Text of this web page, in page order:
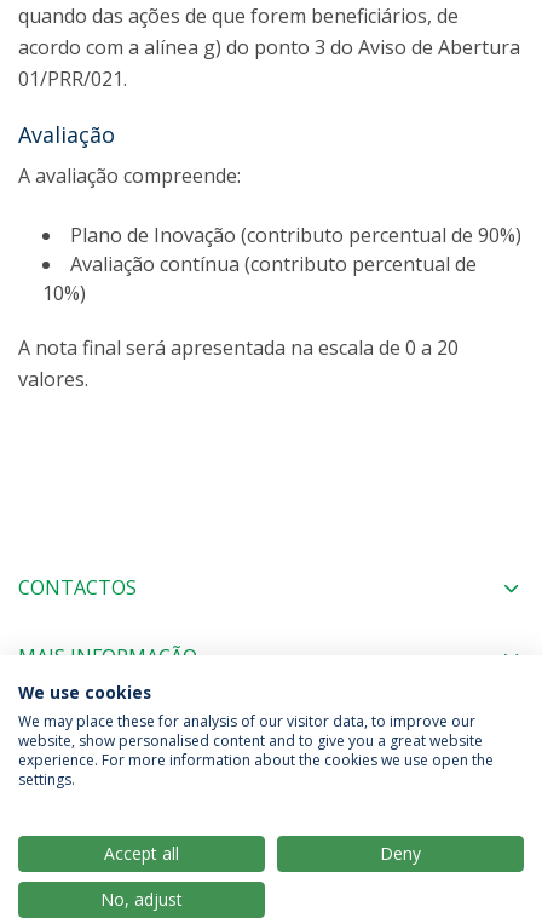
quando das ações de que forem beneficiários, de
acordo com a alínea g) do ponto 3 do Aviso de Abertura
01/PRR/021.
Avaliação
A avaliação compreende:
Plano de Inovação (contributo percentual de 90%)
Avaliação contínua (contributo percentual de
10%)
A nota final será apresentada na escala de 0 a 20
valores.
CONTACTOS
MAIS INFORMAÇÃO
Política de Privacidade
Termos & Condições
We use cookies
We may place these for analysis of our visitor data, to improve our
website, show personalised content and to give you a great website
experience. For more information about the cookies we use open the
settings.
Accept all
Deny
No, adjust